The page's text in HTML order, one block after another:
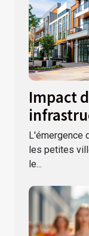
Impact
villes
L'émergence
les petites
le...